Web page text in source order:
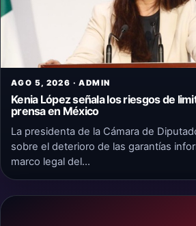
AGO 5, 2026 · ADMIN
Kenia López señala los riesgos de
prensa en México
La presidenta de la Cámara de
sobre el deterioro de las garantías
marco legal del…